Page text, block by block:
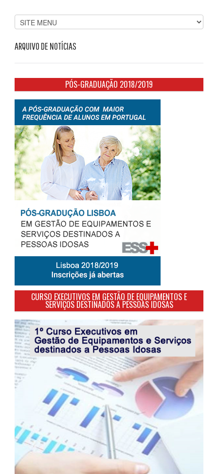
ARQUIVO DE NOTÍCIAS
PÓS-GRADUAÇÃO 2018/2019
CURSO EXECUTIVOS EM GESTÃO DE EQUIPAMENTOS E
SERVIÇOS DESTINADOS A PESSOAS IDOSAS